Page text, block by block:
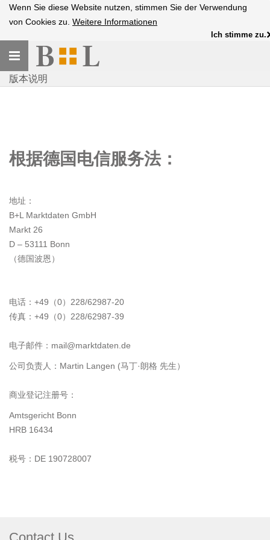
Wenn Sie diese Website nutzen, stimmen Sie der Verwendung
von Cookies zu. Weitere Informationen
Ich stimme zu.
Toggle
navigation
版本说明
根据德国电信服务法：
地址：
B+L Marktdaten GmbH
Markt 26
D – 53111 Bonn
（德国波恩）
电话：+49（0）228/62987-20
传真：+49（0）228/62987-39
电子邮件：mail@marktdaten.de
公司负责人：Martin Langen (马丁·朗格 先生）
商业登记注册号：
Amtsgericht Bonn
HRB 16434
税号：DE 190728007